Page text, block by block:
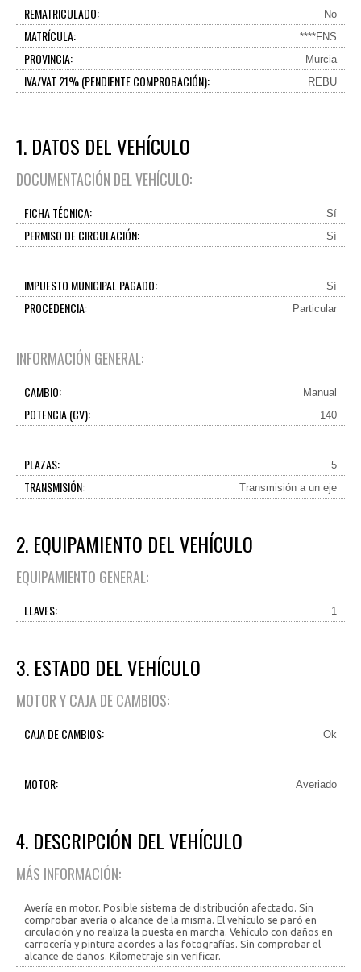
REMATRICULADO: No
MATRÍCULA: ****FNS
PROVINCIA: Murcia
IVA/VAT 21% (PENDIENTE COMPROBACIÓN): REBU
1. DATOS DEL VEHÍCULO
DOCUMENTACIÓN DEL VEHÍCULO:
FICHA TÉCNICA: Sí
PERMISO DE CIRCULACIÓN: Sí
IMPUESTO MUNICIPAL PAGADO: Sí
PROCEDENCIA: Particular
INFORMACIÓN GENERAL:
CAMBIO: Manual
POTENCIA (CV): 140
PLAZAS: 5
TRANSMISIÓN: Transmisión a un eje
2. EQUIPAMIENTO DEL VEHÍCULO
EQUIPAMIENTO GENERAL:
LLAVES: 1
3. ESTADO DEL VEHÍCULO
MOTOR Y CAJA DE CAMBIOS:
CAJA DE CAMBIOS: Ok
MOTOR: Averiado
4. DESCRIPCIÓN DEL VEHÍCULO
MÁS INFORMACIÓN:
Avería en motor. Posible sistema de distribución afectado. Sin
comprobar avería o alcance de la misma. El vehículo se paró en
circulación y no realiza la puesta en marcha. Vehículo con daños en
carrocería y pintura acordes a las fotografías. Sin comprobar el
alcance de daños. Kilometraje sin verificar.